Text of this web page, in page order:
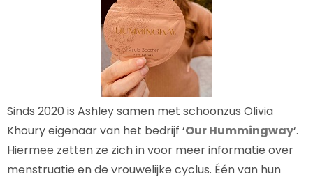
Sinds 2020 is Ashley samen met schoonzus Olivia
Khoury eigenaar van het bedrijf ‘Our Hummingway‘.
Hiermee zetten ze zich in voor meer informatie over
menstruatie en de vrouwelijke cyclus. Één van hun